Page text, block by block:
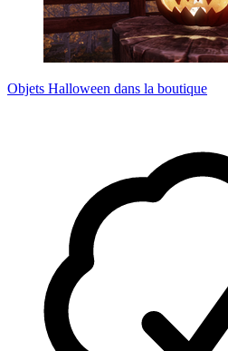
Objets Halloween dans la boutique